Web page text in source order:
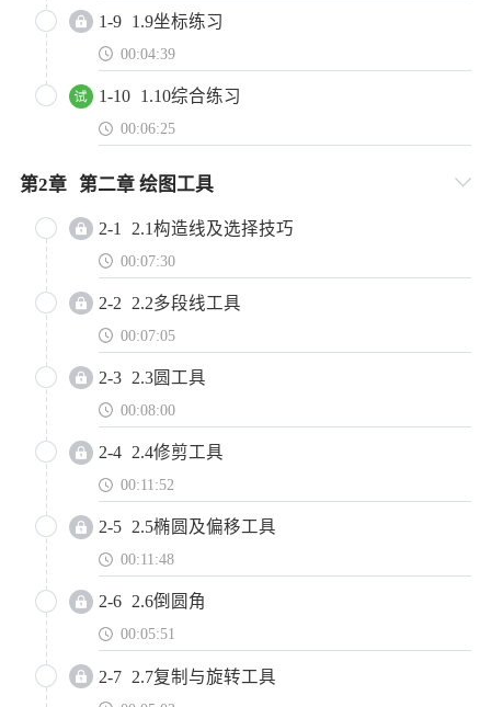
1-9 1.9坐标练习
00:04:39
1-10 1.10综合练习
00:06:25
第2章 第二章 绘图工具
2-1 2.1构造线及选择技巧
00:07:30
2-2 2.2多段线工具
00:07:05
2-3 2.3圆工具
00:08:00
2-4 2.4修剪工具
00:11:52
2-5 2.5椭圆及偏移工具
00:11:48
2-6 2.6倒圆角
00:05:51
2-7 2.7复制与旋转工具